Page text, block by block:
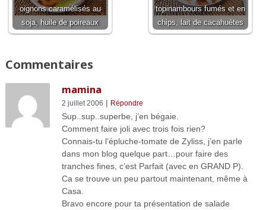
oignons caramélisés au
soja, huile de poireaux
topinambours fumés et en
chips, lait de cacahuètes
Commentaires
mamina
2 juillet 2006 | Répondre
Sup..sup..superbe, j’en bégaie.
Comment faire joli avec trois fois rien?
Connais-tu l’épluche-tomate de Zyliss, j’en parle
dans mon blog quelque part…pour faire des
tranches fines, c’est Parfait (avec en GRAND P).
Ca se trouve un peu partout maintenant, même à
Casa.
Bravo encore pour ta présentation de salade